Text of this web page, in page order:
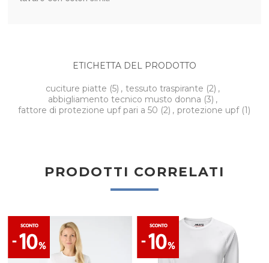
ETICHETTA DEL PRODOTTO
cuciture piatte (5) , tessuto traspirante (2) ,
abbigliamento tecnico musto donna (3) ,
fattore di protezione upf pari a 50 (2) , protezione upf (1)
PRODOTTI CORRELATI